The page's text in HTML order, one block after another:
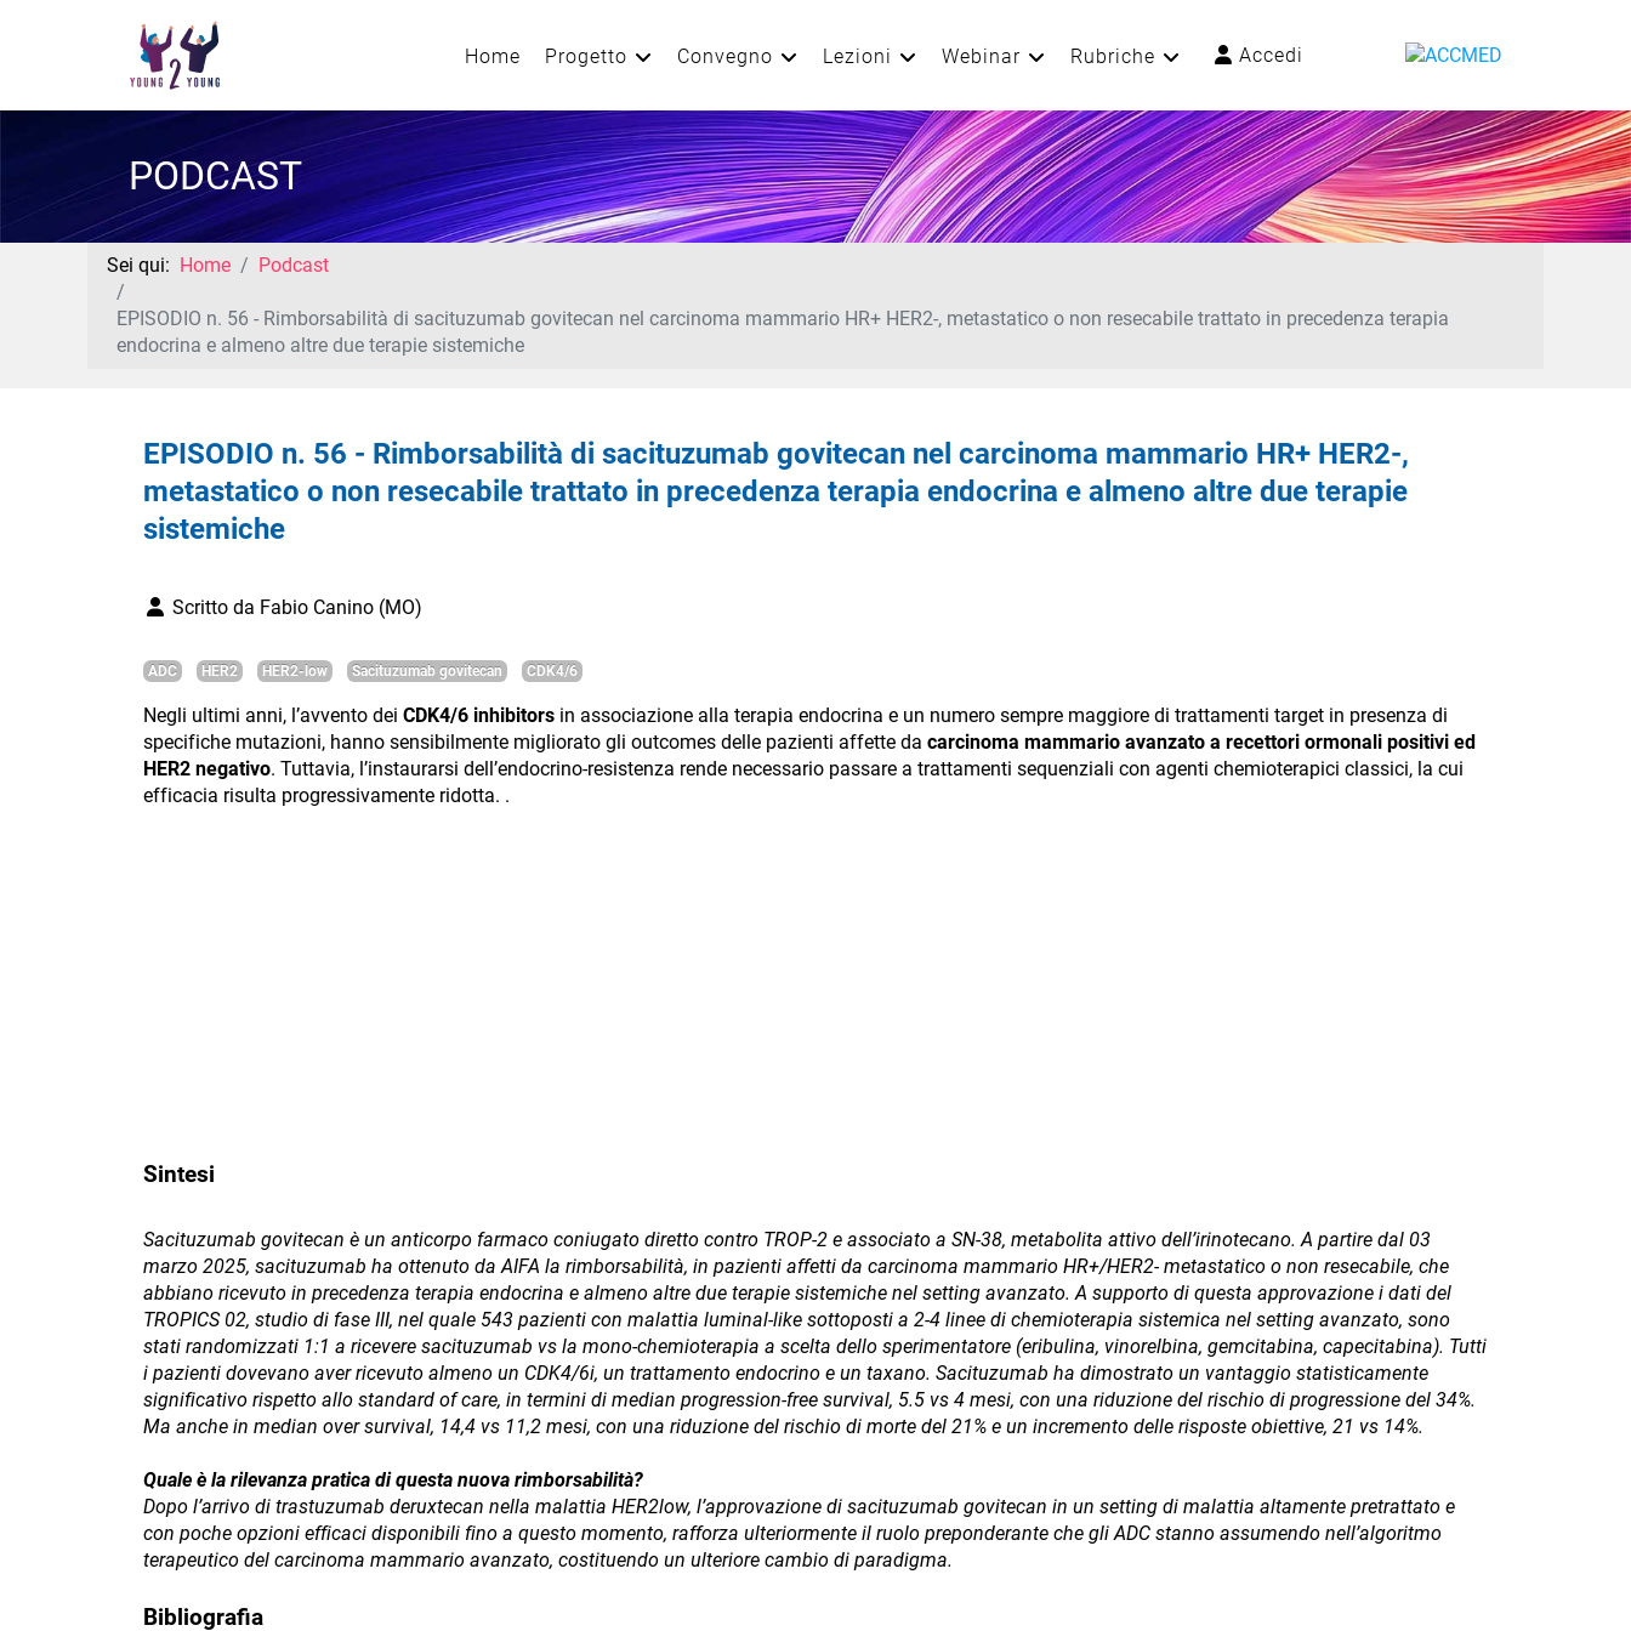
Home Progetto Convegno Lezioni Webinar Rubriche Accedi
PODCAST
Sei qui: Home Podcast
EPISODIO n. 56 - Rimborsabilità di sacituzumab govitecan nel carcinoma mammario HR+ HER2-, metastatico o non resecabile trattato in precedenza terapia
endocrina e almeno altre due terapie sistemiche
EPISODIO n. 56 - Rimborsabilità di sacituzumab govitecan nel carcinoma mammario HR+ HER2-,
metastatico o non resecabile trattato in precedenza terapia endocrina e almeno altre due terapie
sistemiche
Scritto da Fabio Canino (MO)
ADC HER2 HER2-low Sacituzumab govitecan CDK4/6
Negli ultimi anni, l’avvento dei CDK4/6 inhibitors in associazione alla terapia endocrina e un numero sempre maggiore di trattamenti target in presenza di
specifiche mutazioni, hanno sensibilmente migliorato gli outcomes delle pazienti affette da carcinoma mammario avanzato a recettori ormonali positivi ed
HER2 negativo. Tuttavia, l’instaurarsi dell’endocrino-resistenza rende necessario passare a trattamenti sequenziali con agenti chemioterapici classici, la cui
efficacia risulta progressivamente ridotta. .
Sintesi
Sacituzumab govitecan è un anticorpo farmaco coniugato diretto contro TROP-2 e associato a SN-38, metabolita attivo dell’irinotecano. A partire dal 03
marzo 2025, sacituzumab ha ottenuto da AIFA la rimborsabilità, in pazienti affetti da carcinoma mammario HR+/HER2- metastatico o non resecabile, che
abbiano ricevuto in precedenza terapia endocrina e almeno altre due terapie sistemiche nel setting avanzato. A supporto di questa approvazione i dati del
TROPICS 02, studio di fase III, nel quale 543 pazienti con malattia luminal-like sottoposti a 2-4 linee di chemioterapia sistemica nel setting avanzato, sono
stati randomizzati 1:1 a ricevere sacituzumab vs la mono-chemioterapia a scelta dello sperimentatore (eribulina, vinorelbina, gemcitabina, capecitabina). Tutti
i pazienti dovevano aver ricevuto almeno un CDK4/6i, un trattamento endocrino e un taxano. Sacituzumab ha dimostrato un vantaggio statisticamente
significativo rispetto allo standard of care, in termini di median progression-free survival, 5.5 vs 4 mesi, con una riduzione del rischio di progressione del 34%.
Ma anche in median over survival, 14,4 vs 11,2 mesi, con una riduzione del rischio di morte del 21% e un incremento delle risposte obiettive, 21 vs 14%.
Quale è la rilevanza pratica di questa nuova rimborsabilità?
Dopo l’arrivo di trastuzumab deruxtecan nella malattia HER2low, l’approvazione di sacituzumab govitecan in un setting di malattia altamente pretrattato e
con poche opzioni efficaci disponibili fino a questo momento, rafforza ulteriormente il ruolo preponderante che gli ADC stanno assumendo nell’algoritmo
terapeutico del carcinoma mammario avanzato, costituendo un ulteriore cambio di paradigma.
Bibliografia